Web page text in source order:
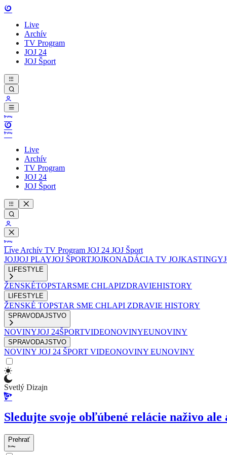
Live
Archív
TV Program
JOJ 24
JOJ Šport
Live
Archív
TV Program
JOJ 24
JOJ Šport
Live Archív TV Program JOJ 24 JOJ Šport
JOJJOJ PLAYJOJ ŠPORTJOJKONADÁCIA TV JOJKASTINGY
LIFESTYLE
ŽENSKÉTOPSTARSME CHLAPIZDRAVIEHISTORY
LIFESTYLE
ŽENSKÉ TOPSTAR SME CHLAPI ZDRAVIE HISTORY
SPRAVODAJSTVO
NOVINYJOJ 24ŠPORTVIDEONOVINYEUNOVINY
SPRAVODAJSTVO
NOVINY JOJ 24 ŠPORT VIDEONOVINY EUNOVINY
Svetlý Dizajn
Sledujte svoje obľúbené relácie naživo
Prehrať